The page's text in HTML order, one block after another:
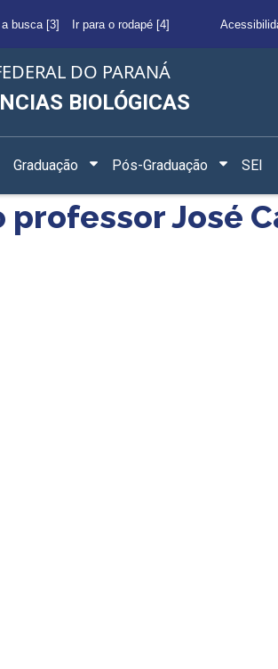
busca [3] Ir para o rodapé [4]
DO PARANÁ
BIOLÓGICAS
Graduação Pós-Graduação SEI
José